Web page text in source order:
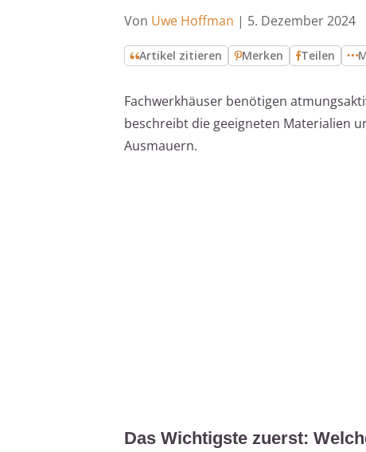
Von Uwe Hoffman | 5. Dezember 2024
Artikel zitieren Merken Teilen
Fachwerkhäuser benötigen
beschreibt die geeigneten Materialien
Ausmauern.
Das Wichtigste zuerst: